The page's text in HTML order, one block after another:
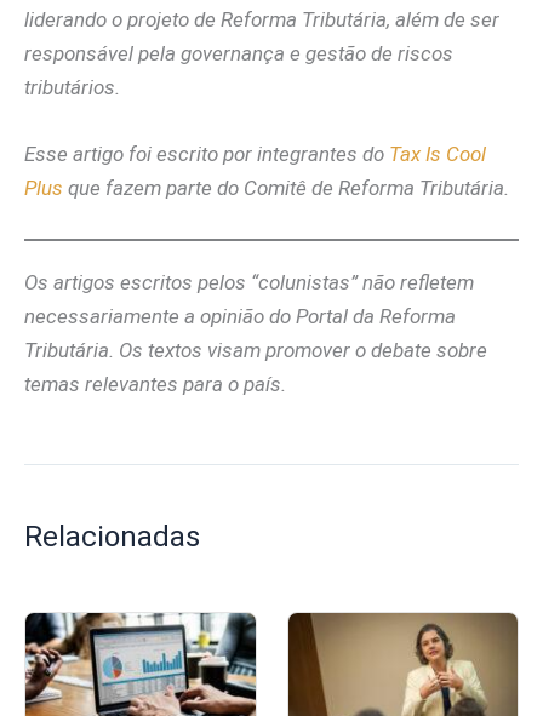
liderando o projeto de Reforma Tributária, além de ser
responsável pela governança e gestão de riscos
tributários.
Esse artigo foi escrito por integrantes do Tax Is Cool
Plus que fazem parte do Comitê de Reforma Tributária.
Os artigos escritos pelos “colunistas” não refletem
necessariamente a opinião do Portal da Reforma
Tributária. Os textos visam promover o debate sobre
temas relevantes para o país.
Relacionadas